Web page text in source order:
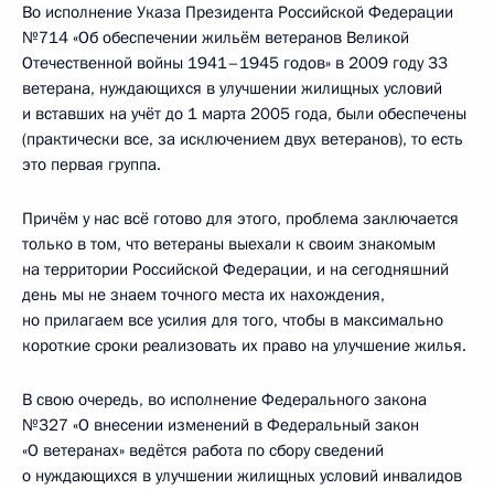
Во исполнение Указа Президента Российской Федерации
№714 «Об обеспечении жильём ветеранов Великой
Отечественной войны 1941–1945 годов» в 2009 году 33
ветерана, нуждающихся в улучшении жилищных условий
и вставших на учёт до 1 марта 2005 года, были обеспечены
(практически все, за исключением двух ветеранов), то есть
это первая группа.
Причём у нас всё готово для этого, проблема заключается
только в том, что ветераны выехали к своим знакомым
на территории Российской Федерации, и на сегодняшний
день мы не знаем точного места их нахождения,
но прилагаем все усилия для того, чтобы в максимально
короткие сроки реализовать их право на улучшение жилья.
В свою очередь, во исполнение Федерального закона
№327 «О внесении изменений в Федеральный закон
«О ветеранах» ведётся работа по сбору сведений
о нуждающихся в улучшении жилищных условий инвалидов